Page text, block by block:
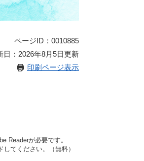
ページID：0010885
日：2026年8月5日更新
印刷ページ表示
Readerが必要です。
てください。（無料）